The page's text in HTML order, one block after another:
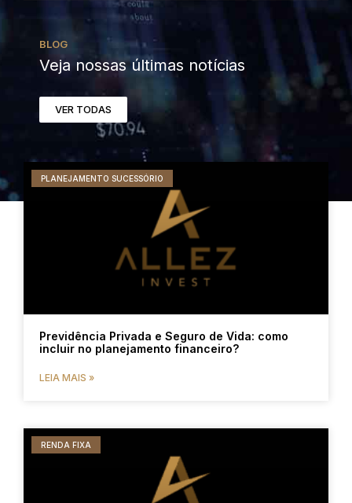
BLOG
Veja nossas últimas notícias
VER TODAS
PLANEJAMENTO SUCESSÓRIO
Previdência Privada e Seguro de Vida: como
incluir no planejamento financeiro?
LEIA MAIS »
RENDA FIXA